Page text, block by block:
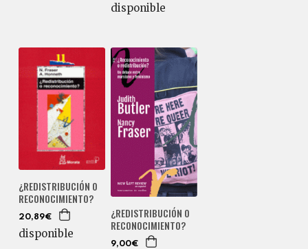
disponible
¿REDISTRIBUCIÓN O
RECONOCIMIENTO?
20,89€
disponible
¿REDISTRIBUCIÓN O
RECONOCIMIENTO?
9,00€